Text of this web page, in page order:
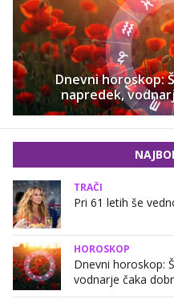
Dnevni horoskop:
napredek,
TRAČI
Pri 61 letih še
HOROSKOP
Dnevni horoskop:
vodnarje čaka